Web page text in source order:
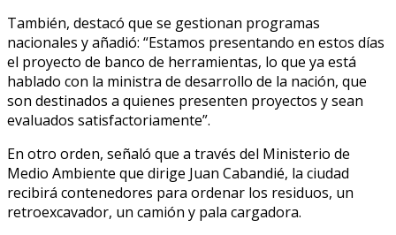
También, destacó que se gestionan programas
nacionales y añadió: “Estamos presentando en estos días
el proyecto de banco de herramientas, lo que ya está
hablado con la ministra de desarrollo de la nación, que
son destinados a quienes presenten proyectos y sean
evaluados satisfactoriamente”.
En otro orden, señaló que a través del Ministerio de
Medio Ambiente que dirige Juan Cabandié, la ciudad
recibirá contenedores para ordenar los residuos, un
retroexcavador, un camión y pala cargadora.